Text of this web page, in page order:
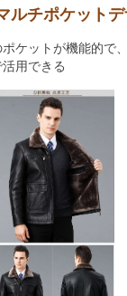
ルチポケット
ケットが機能的で
用できる